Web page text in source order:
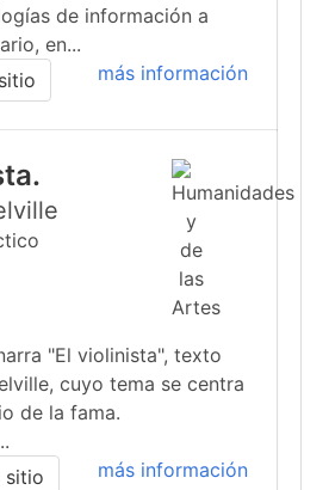
de información a
en...
más información
"El violinista", texto
cuyo tema se centra
de la fama.
más información
sitio